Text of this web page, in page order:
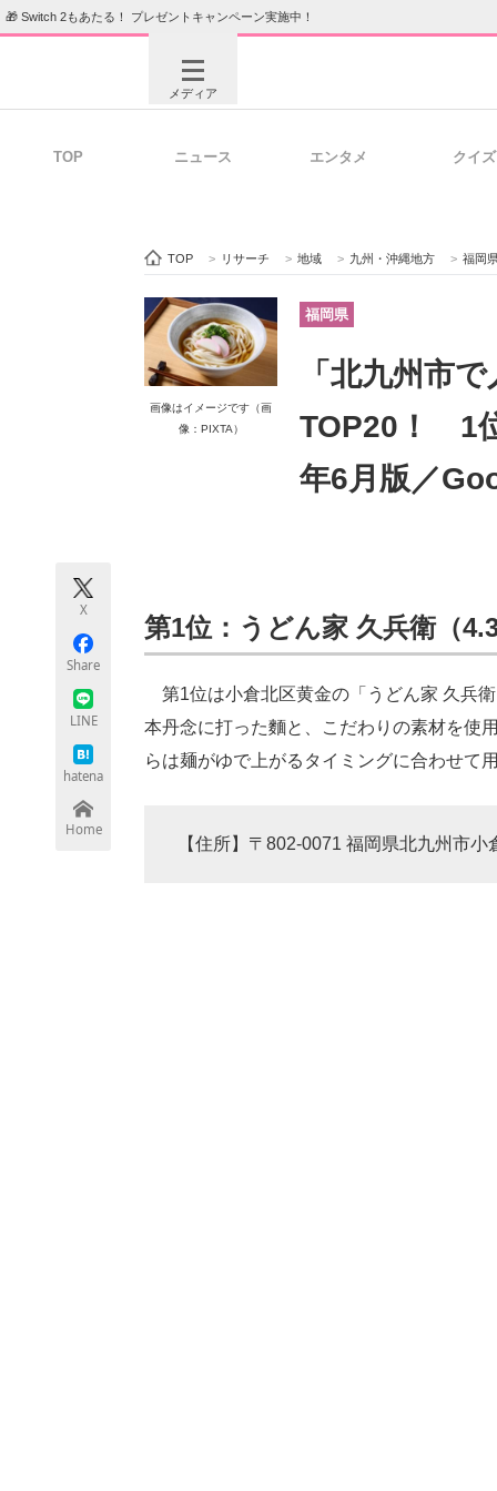
🎁 Switch 2もあたる！ プレゼントキャンペーン実施中！
メディア
ビジネスと働き方のヒント
ITエンジニア向け専門サイト
ちょっと気になるネットの話題
TOP ニュース エンタメ クイズ
TOP > リサーチ > 地域 > 九州・沖縄地方 > 福岡
画像はイメージです（画
像：PIXTA）
福岡県
「北九州市
TOP20！ 1
年6月版／
X
Share
LINE
hatena
Home
第1位：うどん家 久兵衛（
第1位は小倉北区黄金の「うどん家 久兵
本丹念に打った麵と、こだわりの素材を使
らは麺がゆで上がるタイミングに合わせて
【住所】〒802-0071 福岡県北九州市